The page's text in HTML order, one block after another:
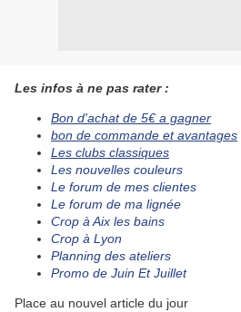
Les infos à ne pas rater :
Bon d'achat de 5€ a gagner
bon de commande et avantages
Les clubs classiques
Les nouvelles couleurs
Le forum de mes clientes
Le forum de ma lignée
Crop à Aix les bains
Crop à Lyon
Planning des ateliers
Promo de Juin Et Juillet
Place au nouvel article du jour